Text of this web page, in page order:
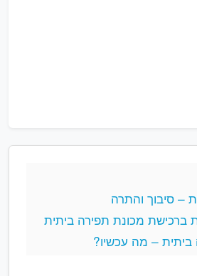
– סיבוך והתרה
ברכישת מכונת תפירה ביתית
ביתית – מה עכשיו?